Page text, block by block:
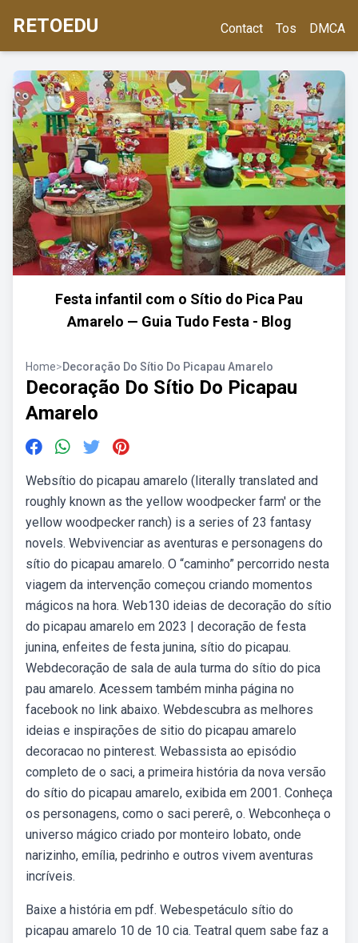
RETOEDU Contact Tos DMCA
Festa infantil com o Sítio do Pica Pau
Amarelo — Guia Tudo Festa - Blog
Home>Decoração Do Sítio Do Picapau Amarelo
Decoração Do Sítio Do Picapau
Amarelo
Websítio do picapau amarelo (literally translated and
roughly known as the yellow woodpecker farm' or the
yellow woodpecker ranch) is a series of 23 fantasy
novels. Webvivenciar as aventuras e personagens do
sítio do picapau amarelo. O “caminho” percorrido nesta
viagem da intervenção começou criando momentos
mágicos na hora. Web130 ideias de decoração do sítio
do picapau amarelo em 2023 | decoração de festa
junina, enfeites de festa junina, sítio do picapau.
Webdecoração de sala de aula turma do sítio do pica
pau amarelo. Acessem também minha página no
facebook no link abaixo. Webdescubra as melhores
ideias e inspirações de sitio do picapau amarelo
decoracao no pinterest. Webassista ao episódio
completo de o saci, a primeira história da nova versão
do sítio do picapau amarelo, exibida em 2001. Conheça
os personagens, como o saci pererê, o. Webconheça o
universo mágico criado por monteiro lobato, onde
narizinho, emília, pedrinho e outros vivem aventuras
incríveis.
Baixe a história em pdf. Webespetáculo sítio do
picapau amarelo 10 de 10 cia. Teatral quem sabe faz a